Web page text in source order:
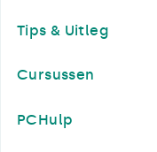
Tips & Uitleg
Cursussen
PCHulp